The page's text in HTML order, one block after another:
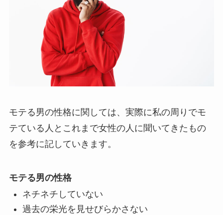
モテる男の性格に関しては、実際に私の周りでモ
テている人とこれまで女性の人に聞いてきたもの
を参考に記していきます。
モテる男の性格
ネチネチしていない
過去の栄光を見せびらかさない